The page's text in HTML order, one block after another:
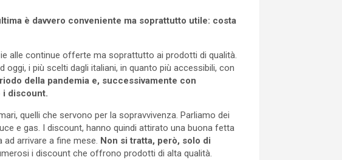
è davvero conveniente ma soprattutto utile: costa
alle continue offerte ma soprattutto ai prodotti di qualità.
oggi, i più scelti dagli italiani, in quanto più accessibili, con
della pandemia e, successivamente con
i discount.
quelli che servono per la sopravvivenza. Parliamo dei
e gas. I discount, hanno quindi attirato una buona fetta
arrivare a fine mese. Non si tratta, però, solo di
i discount che offrono prodotti di alta qualità.